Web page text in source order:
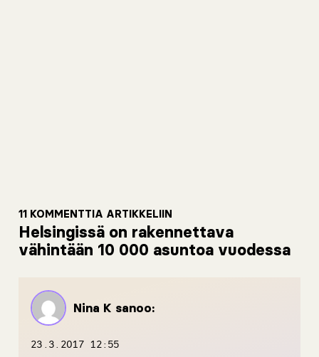
11 KOMMENTTIA ARTIKKELIIN
Helsingissä on rakennettava
vähintään 10 000 asuntoa vuodessa
Nina K sanoo:
23.3.2017 12:55